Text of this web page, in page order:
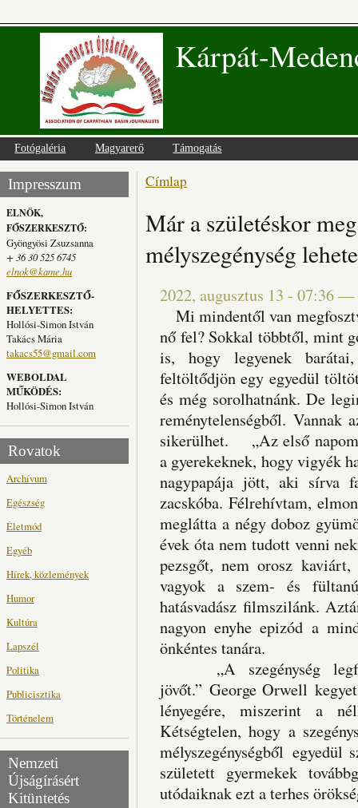
Kárpát-
Fotógaléria Magyarerő Támogatás
Impresszum
ELNÖK,
FŐSZERKESZTŐ:
Gyöngyösi Zsuzsanna
+ 36 30 525 6745
elnok@kame.hu
FŐSZERKESZTŐ-
HELYETTES:
Hollósi-Simon István
Takács Mária
takacs55@gmail.com
WEBOLDAL
MŰKÖDÉS:
Hollósi-Simon István
Rovatok
Archívum
Egészség
Életmód
Egyéb
Hírek, közlemények
Humor
Kultúra
Lapszél
Politika
Publicisztika
Történelem
Nemzeti
Újságírásért
Kitüntetés
Jelenlegi hely
Címlap
Már a születéskor
mélyszegénység
2022, augusztus 13 - 07:36—
Mi mindentől van
nő fel? Sokkal többtől, mint
is, hogy legyenek
feltöltődjön egy egyedül
és még sorolhatnánk. De
reménytelenségből. Vannak
sikerülhet. „Az első
a gyerekeknek, hogy vigyék
nagypapája jött, aki sírva
zacskóba. Félrehívtam,
meglátta a négy doboz
évek óta nem tudott venni
pezsgőt, nem orosz
vagyok a szem- és
hatásvadász filmszilánk.
nagyon enyhe epizód a
önkéntes tanára.
„A szegénység
jövőt.” George Orwell
lényegére, miszerint a
Kétségtelen, hogy a
mélyszegénységből
született gyermekek
utódaiknak ezt a terhes